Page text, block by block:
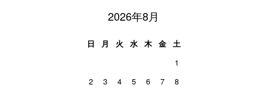
2026年8月
日 月 火 水 木 金
土
1
2
3 4 5 6 7
8